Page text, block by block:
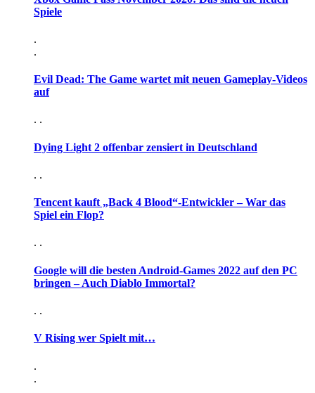
Spiele
.
.
Evil Dead: The Game wartet mit neuen Gameplay-Videos
auf
. .
Dying Light 2 offenbar zensiert in Deutschland
. .
Tencent kauft „Back 4 Blood“-Entwickler – War das
Spiel ein Flop?
. .
Google will die besten Android-Games 2022 auf den PC
bringen – Auch Diablo Immortal?
. .
V Rising wer Spielt mit…
.
.